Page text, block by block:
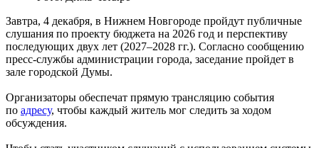
Завтра, 4 декабря, в Нижнем Новгороде пройдут публичные
слушания по проекту бюджета на 2026 год и перспективу
последующих двух лет (2027–2028 гг.). Согласно сообщению
пресс-службы администрации города, заседание пройдет в
зале городской Думы.
Организаторы обеспечат прямую трансляцию события
по адресу, чтобы каждый житель мог следить за ходом
обсуждения.